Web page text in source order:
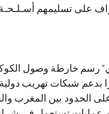
على تسليمهم
رسم خارطة وصول
بدعم شبكات تهريب
الحدود بين المغرب